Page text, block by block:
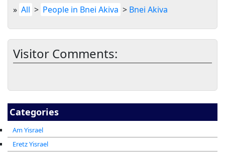
Categories
Am Yisrael
Eretz Yisrael
» All > People in Bnei Akiva > Bnei Akiva
Visitor Comments: